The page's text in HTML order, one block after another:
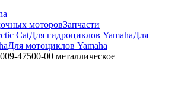
моторовЗапчасти
CatДля гидроциклов YamahaДля
Для мотоциклов Yamaha
47500-00 металлическое